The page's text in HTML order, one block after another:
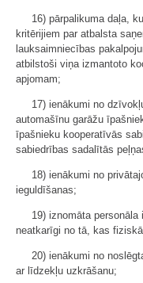
16) pārpalikuma daļa,
kritērijiem par atbalsta
lauksaimniecības
atbilstoši viņa izmantoto
apjomam;
17) ienākumi no
automašīnu garāžu
īpašnieku kooperatīvās
sabiedrības sadalītās
18) ienākumi no
ieguldīšanas;
19) iznomāta
neatkarīgi no tā, kas
20) ienākumi no
ar līdzekļu uzkrāšanu;